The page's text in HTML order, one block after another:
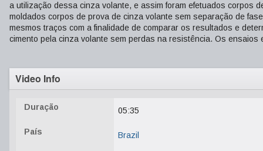
a utilização dessa cinza volante, e assim foram efetuados corpos
moldados corpos de prova de cinza volante sem separação de
mesmos traços com a finalidade de comparar os resultados e
cimento pela cinza volante sem perdas na resistência. Os ensaios
Video Info
Duração 05:35
País Brazil